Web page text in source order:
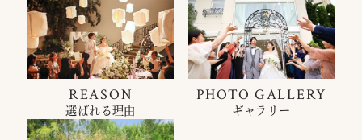
REASON
選ばれる理由
PHOTO GALLERY
ギャラリー